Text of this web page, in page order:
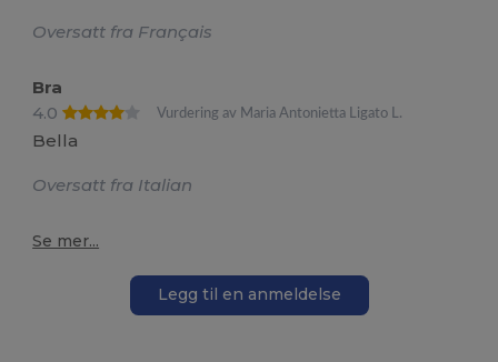
Oversatt fra Français
Bra
4.0
Vurdering av Maria Antonietta Ligato L.
Bella
Oversatt fra Italian
Se mer...
Legg til en anmeldelse